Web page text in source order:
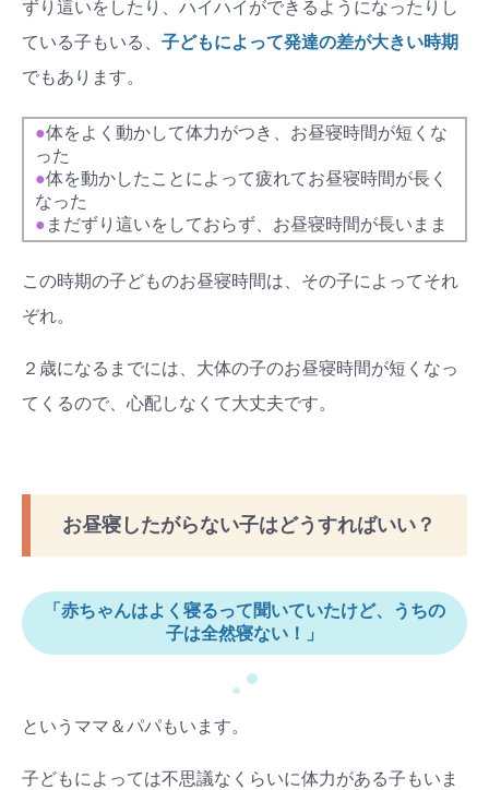
ずり這いをしたり、ハイハイができるようになったりし
ている子もいる、 子どもによって発達の差が大きい時期
でもあります。
●体をよく動かして体力がつき、お昼寝時間が短くな
った
●体を動かしたことによって疲れてお昼寝時間が長く
なった
● まだずり這いをしておらず、お昼寝時間が長いまま
この時期の子どものお昼寝時間は、その子によってそれ
ぞれ。
２歳になるまでには、大体の子のお昼寝時間が短くなっ
てくるので、心配しなくて大丈夫です。
お昼寝したがらない子はどうすればいい？
●
「赤ちゃんはよく寝るって聞いていたけど、うちの
子は全然寝ない！」
●
というママ＆パパもいます。
子どもによっては不思議なくらいに体力がある子もいま